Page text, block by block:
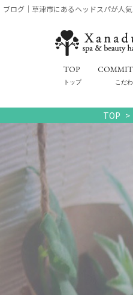
ブログ｜草津市にあるヘッドスパが人
TOP
トップ こだ
TOP